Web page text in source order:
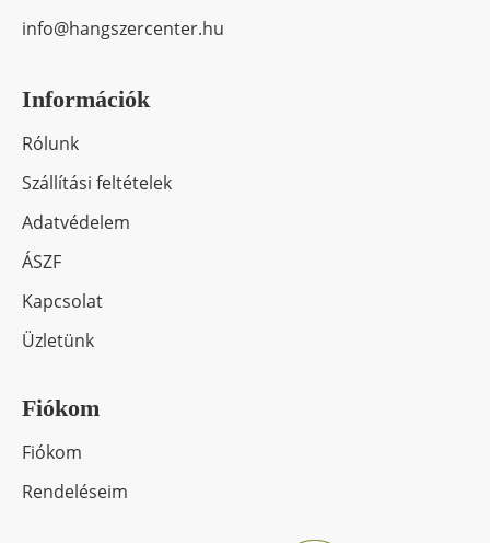
info@hangszercenter.hu
Információk
Rólunk
Szállítási feltételek
Adatvédelem
ÁSZF
Kapcsolat
Üzletünk
Fiókom
Fiókom
Rendeléseim